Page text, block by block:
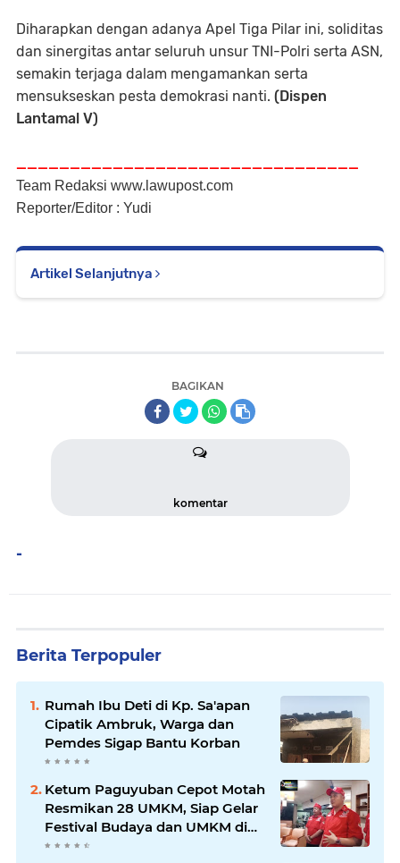
Diharapkan dengan adanya Apel Tiga Pilar ini, soliditas
dan sinergitas antar seluruh unsur TNI-Polri serta ASN,
semakin terjaga dalam mengamankan serta
mensukseskan pesta demokrasi nanti. (Dispen
Lantamal V)
Team Redaksi www.lawupost.com
Reporter/Editor : Yudi
Artikel Selanjutnya
BAGIKAN
komentar
-
Berita Terpopuler
Rumah Ibu Deti di Kp. Sa'apan
Cipatik Ambruk, Warga dan
Pemdes Sigap Bantu Korban
Ketum Paguyuban Cepot Motah
Resmikan 28 UMKM, Siap Gelar
Festival Budaya dan UMKM di
Jalan Braga